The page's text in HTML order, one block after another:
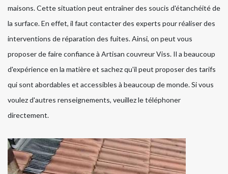
maisons. Cette situation peut entraîner des soucis d'étanchéité de
la surface. En effet, il faut contacter des experts pour réaliser des
interventions de réparation des fuites. Ainsi, on peut vous
proposer de faire confiance à Artisan couvreur Viss. Il a beaucoup
d'expérience en la matière et sachez qu'il peut proposer des tarifs
qui sont abordables et accessibles à beaucoup de monde. Si vous
voulez d'autres renseignements, veuillez le téléphoner
directement.